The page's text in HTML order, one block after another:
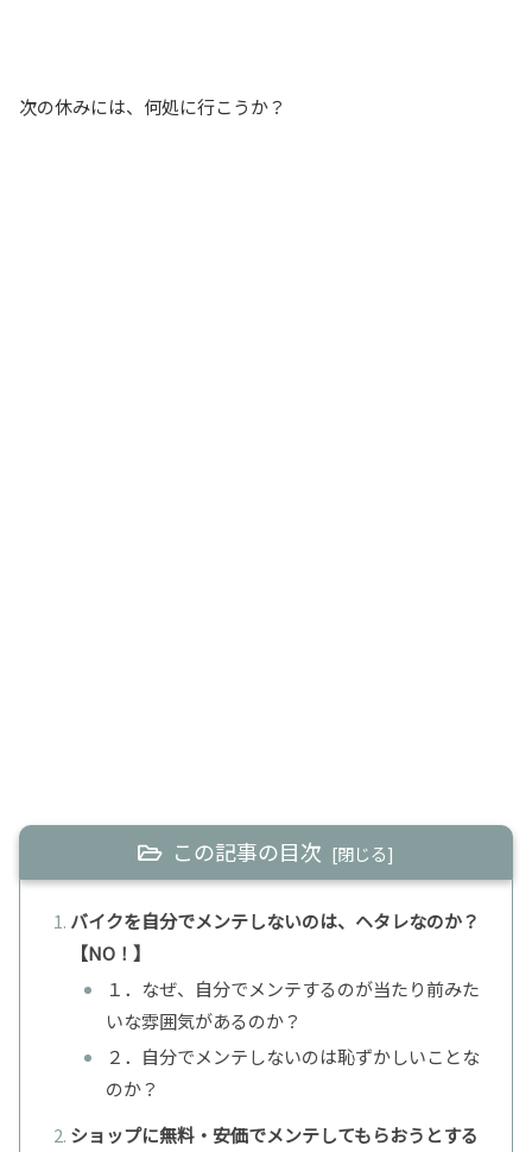
次の休みには、何処に行こうか？
この記事の目次
バイクを自分でメンテしないのは、ヘタレなのか？
【NO！】
１．なぜ、自分でメンテするのが当たり前みた
いな雰囲気があるのか？
２．自分でメンテしないのは恥ずかしいことな
のか？
ショップに無料・安価でメンテしてもらおうとする